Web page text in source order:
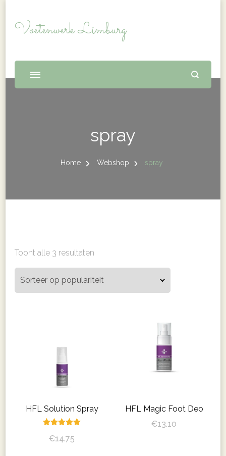
Voetenwerk Limburg
spray
Home Webshop spray
Toont alle 3 resultaten
op
populariteit
HFL Solution Spray
5.00
€14.75
HFL Magic Foot Deo
€13.10